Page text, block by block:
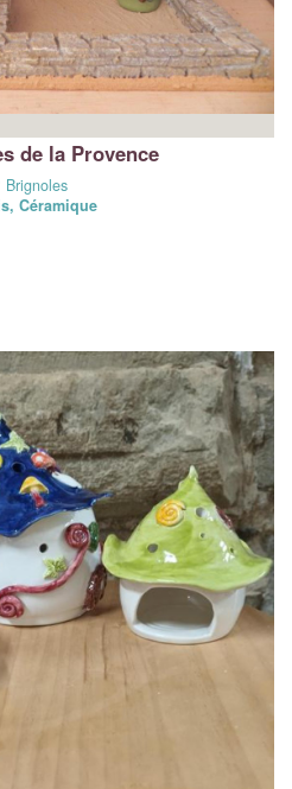
de la Provence
Brignoles
Céramique